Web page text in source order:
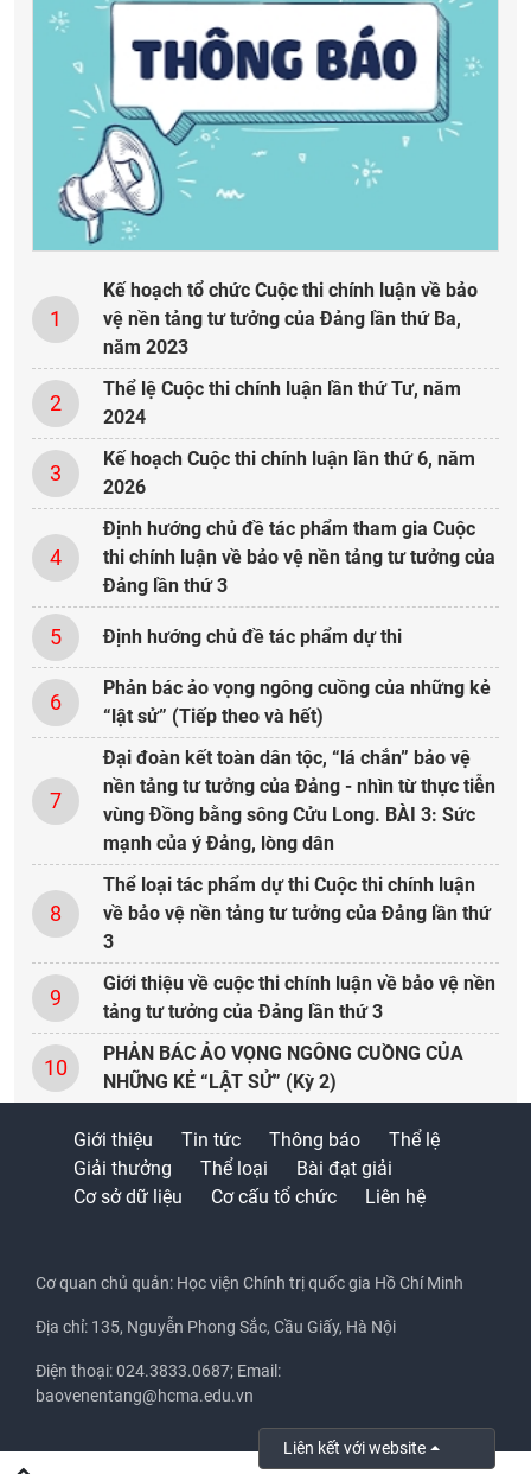
1
Kế hoạch tổ chức Cuộc thi chính luận về bảo
vệ nền tảng tư tưởng của Đảng lần thứ Ba,
năm 2023
2
Thể lệ Cuộc thi chính luận lần thứ Tư, năm
2024
3
Kế hoạch Cuộc thi chính luận lần thứ 6, năm
2026
4
Định hướng chủ đề tác phẩm tham gia Cuộc
thi chính luận về bảo vệ nền tảng tư tưởng của
Đảng lần thứ 3
5 Định hướng chủ đề tác phẩm dự thi
6
Phản bác ảo vọng ngông cuồng của những kẻ
“lật sử” (Tiếp theo và hết)
7
Đại đoàn kết toàn dân tộc, “lá chắn” bảo vệ
nền tảng tư tưởng của Đảng - nhìn từ thực tiễn
vùng Đồng bằng sông Cửu Long. BÀI 3: Sức
mạnh của ý Đảng, lòng dân
8
Thể loại tác phẩm dự thi Cuộc thi chính luận
về bảo vệ nền tảng tư tưởng của Đảng lần thứ
3
9
Giới thiệu về cuộc thi chính luận về bảo vệ nền
tảng tư tưởng của Đảng lần thứ 3
10
PHẢN BÁC ẢO VỌNG NGÔNG CUỒNG CỦA
NHỮNG KẺ “LẬT SỬ” (Kỳ 2)
Giới thiệu Tin tức Thông báo
Thể lệ
Giải thưởng
Thể loại
Bài đạt giải
Cơ sở dữ liệu
Cơ cấu tổ chức Liên hệ
Cơ quan chủ quản: Học viện Chính trị quốc gia Hồ Chí Minh
Địa chỉ: 135, Nguyễn Phong Sắc, Cầu Giấy, Hà Nội
Điện thoại: 024.3833.0687; Email:
baovenentang@hcma.edu.vn
Liên kết với website